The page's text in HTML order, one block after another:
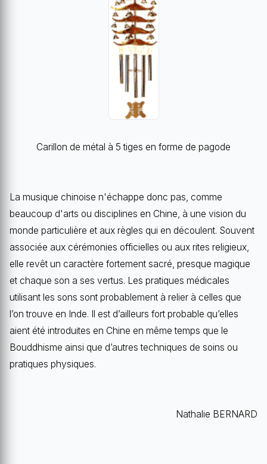
Carillon de métal à 5 tiges en forme de pagode
La musique chinoise n'échappe donc pas, comme
beaucoup d'arts ou disciplines en Chine, à une vision du
monde particulière et aux règles qui en découlent. Souvent
associée aux cérémonies officielles ou aux rites religieux,
elle revêt un caractère fortement sacré, presque magique
et chaque son a ses vertus. Les pratiques médicales
utilisant les sons sont probablement à relier à celles que
l’on trouve en Inde. Il est d’ailleurs fort probable qu’elles
aient été introduites en Chine en même temps que le
Bouddhisme ainsi que d’autres techniques de soins ou
pratiques physiques.
Nathalie BERNARD